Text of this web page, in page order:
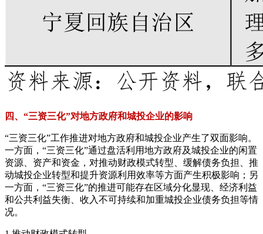
四、“三资三化”对地方政府和城投企业的影响
“三资三化”工作推进对地方政府和城投企业产生了双面影响。
一方面，“三资三化”通过盘活利用地方政府及城投企业的闲置
资源、资产和资金，对推动财政模式转型、缓解债务负担、推
动城投企业转型和提升资源利用效率等方面产生积极影响；另
一方面，“三资三化”的推进可能存在区域分化显现、经济利益
和公共利益失衡、收入不可持续和加重城投企业债务负担等情
况。